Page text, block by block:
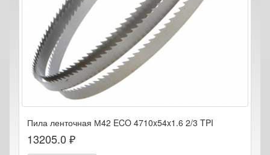
Пила ленточная М42 ECO 4710x54x1.6 2/3 TPI
13205.0 ₽